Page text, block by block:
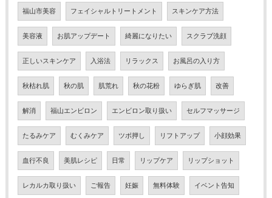
福山市美容 フェイシャルトリートメント スキンケア方法
美容液 お肌アップデート 綺麗になりたい スクラブ洗顔
正しいスキンケア 入浴法 リラックス お風呂の入り方
秋枯れ肌 秋の肌 肌荒れ 秋の花粉 ゆらぎ肌 改善
解消 福山エンビロン エンビロン取り扱い セルフマッサージ
たるみケア むくみケア ツボ押し リフトアップ 小顔効果
血行不良 美肌レシピ 日常 リップケア リップショット
レカルカ取り扱い ご報告 妊娠 無料体験 イベント告知